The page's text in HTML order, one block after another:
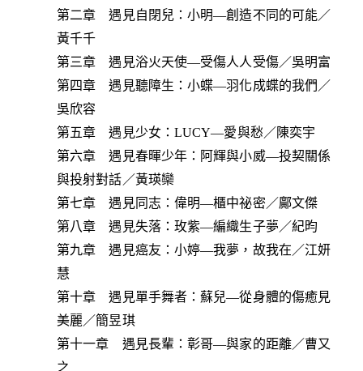
第二章 遇見自閉兒：小明—創造不同的可能／
黃千千
第三章 遇見浴火天使—受傷人人受傷／吳明富
第四章 遇見聽障生：小蝶—羽化成蝶的我們／
吳欣容
第五章 遇見少女：LUCY—愛與愁／陳奕宇
第六章 遇見春暉少年：阿輝與小威—投契關係
與投射對話／黃瑛欒
第七章 遇見同志：偉明—櫃中祕密／鄺文傑
第八章 遇見失落：玫紫—編織生子夢／紀昀
第九章 遇見癌友：小婷—我夢，故我在／江妍
慧
第十章 遇見單手舞者：蘇兒—從身體的傷癒見
美麗／簡昱琪
第十一章 遇見長輩：彰哥—與家的距離／曹又
之